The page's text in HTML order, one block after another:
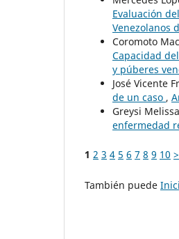
Evaluación
Venezolanos
Coromoto
Capacidad
y púberes
José Vicente
de un caso ,
Greysi
enfermedad
1 2 3 4 5 6 7 8 9 10 >
También puede